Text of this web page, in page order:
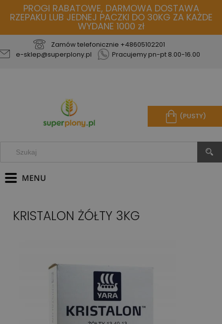
PROGI RABATOWE, DARMOWA DOSTAWA
RZEPAKU LUB JEDNEJ PACZKI DO 30KG ZA KAŻDE
WYDANE 1000 zł
Zamów telefonicznie +48605102201
e-sklep@superplony.pl
Pracujemy pn-pt 8.00-16.00
(PUSTY)
KRISTALON ŻÓŁTY 3KG